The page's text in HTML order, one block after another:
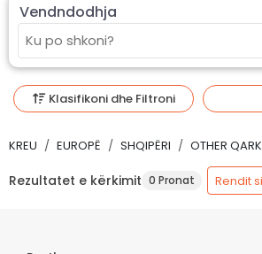
Vendndodhja
Klasifikoni dhe Filtroni
KREU EUROPË SHQIPËRI OTHER QARK
Rezultatet e kërkimit 0 Pronat